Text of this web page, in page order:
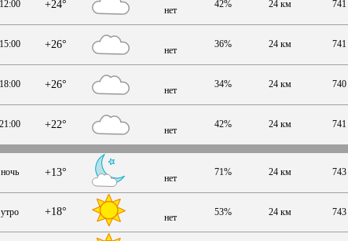
12:00 +24° нет
42% 24 км 741
15:00 +26° нет
36% 24 км 741
18:00 +26° нет
34% 24 км 740
21:00 +22° нет
42% 24 км 741
ночь +13° нет
71% 24 км 743
утро +18° нет 53% 24 км 743